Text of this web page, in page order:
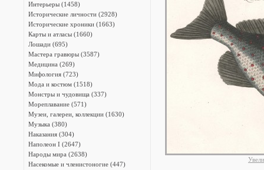
Интерьеры (1458)
Исторические личности (2928)
Исторические хроники (1663)
Карты и атласы (1660)
Лошади (695)
Мастера гравюры (3587)
Медицина (269)
Мифология (723)
Мода и костюм (1518)
Монстры и чудовища (337)
Мореплавание (571)
Музеи, галереи, коллекции (1630)
Музыка (380)
Наказания (304)
Наполеон I (2647)
Народы мира (2638)
Насекомые и членистоногие (447)